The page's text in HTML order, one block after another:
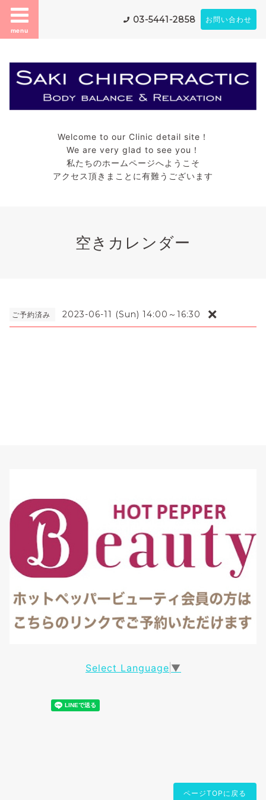
menu
03-5441-2858 お問い合わせ
Welcome to our Clinic detail site！
We are very glad to see you！
私たちのホームページへようこそ
アクセス頂きまことに有難うございます
空きカレンダー
ご予約済み 2023-06-11 (Sun) 14:00～16:30 ❌
Select Language ▼
ページTOPに戻る